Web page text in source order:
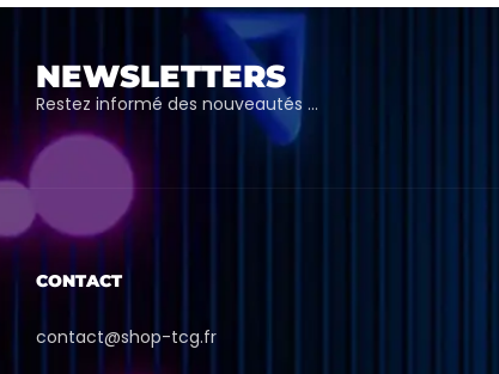
NEWSLETTERS
Restez informé des nouveautés …
CONTACT
contact@shop-tcg.fr